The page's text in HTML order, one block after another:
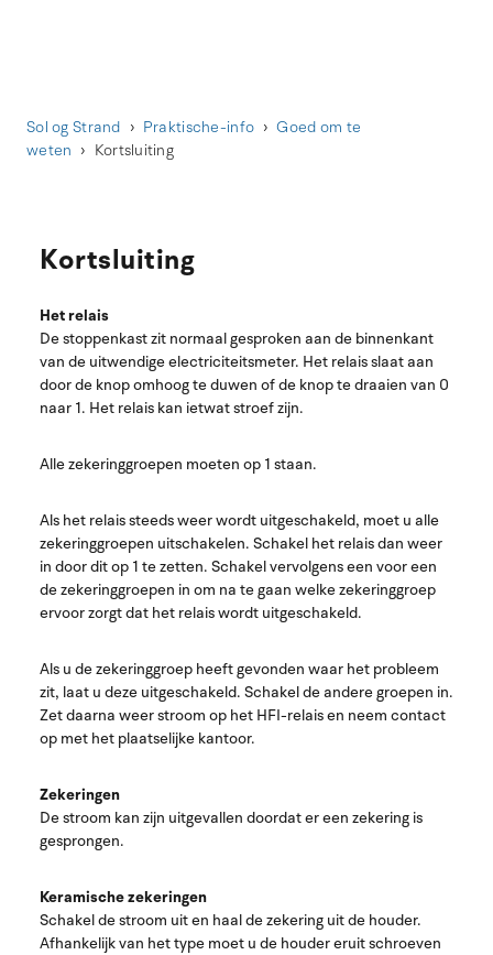
Sol og Strand Praktische-info
Goed om te
weten
Kortsluiting
Kortsluiting
Het relais
De stoppenkast zit normaal gesproken aan de binnenkant
van de uitwendige electriciteitsmeter. Het relais slaat aan
door de knop omhoog te duwen of de knop te draaien van 0
naar 1. Het relais kan ietwat stroef zijn.
Alle zekeringgroepen moeten op 1 staan.
Als het relais steeds weer wordt uitgeschakeld, moet u alle
zekeringgroepen uitschakelen. Schakel het relais dan weer
in door dit op 1 te zetten. Schakel vervolgens een voor een
de zekeringgroepen in om na te gaan welke zekeringgroep
ervoor zorgt dat het relais wordt uitgeschakeld.
Als u de zekeringgroep heeft gevonden waar het probleem
zit, laat u deze uitgeschakeld. Schakel de andere groepen in.
Zet daarna weer stroom op het HFI-relais en neem contact
op met het plaatselijke kantoor.
Zekeringen
De stroom kan zijn uitgevallen doordat er een zekering is
gesprongen.
Keramische zekeringen
Schakel de stroom uit en haal de zekering uit de houder.
Afhankelijk van het type moet u de houder eruit schroeven